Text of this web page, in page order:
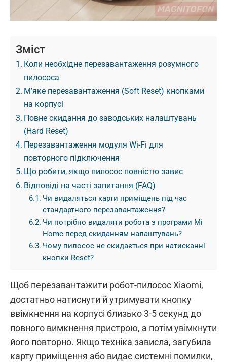
Зміст
Коли необхідне перезавантаження розумного
пилососа
М’яке перезавантаження (Soft Reset) кнопками
на корпусі
Повне скидання до заводських налаштувань
(Hard Reset)
Перезавантаження модуля Wi-Fi для
повторного підключення
Що робити, якщо пилосос повністю завис
Відповіді на часті запитання (FAQ)
Чи видаляться карти приміщень під час
стандартного перезавантаження?
Чи потрібно видаляти робота з програми Mi
Home перед скиданням налаштувань?
Чому пилосос не скидається при натисканні
кнопки Reset?
Щоб перезавантажити робот-пилосос Xiaomi,
достатньо натиснути й утримувати кнопку
ввімкнення на корпусі близько 3-5 секунд до
повного вимкнення пристрою, а потім увімкнути
його повторно. Якщо техніка зависла, загубила
карту приміщення або видає системні помилки,